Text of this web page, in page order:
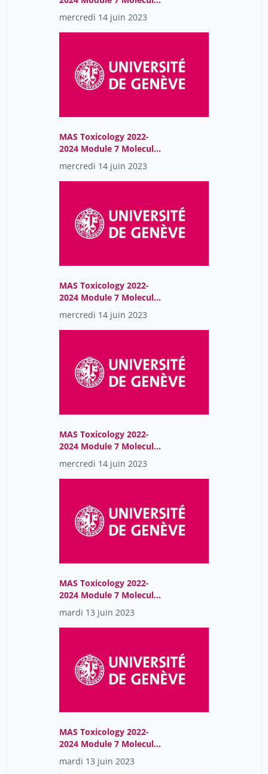
Endocrinology
mercredi 14 juin 2023
MAS Toxicology 2022-
2024 Module 7 Molecular
Endocrinology
mercredi 14 juin 2023
MAS Toxicology 2022-
2024 Module 7 Molecular
Endocrinology
mercredi 14 juin 2023
MAS Toxicology 2022-
2024 Module 7 Molecular
Endocrinology
mercredi 14 juin 2023
MAS Toxicology 2022-
2024 Module 7 Molecular
Endocrinology
mardi 13 juin 2023
MAS Toxicology 2022-
2024 Module 7 Molecular
Endocrinology
mardi 13 juin 2023